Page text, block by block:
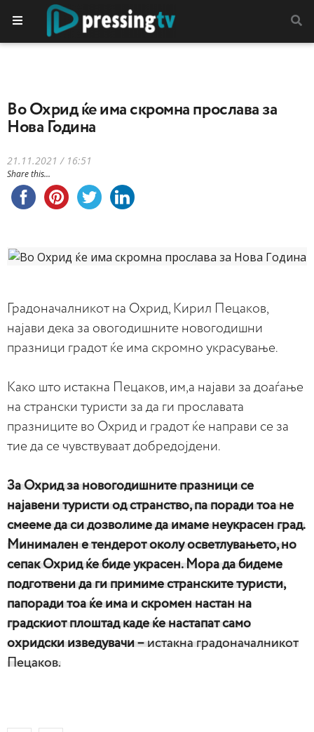
Во Охрид ќе има скромна прослава за
Нова Година
21.11.2021 / 16:51
Share this...
Градоначалникот на Охрид, Кирил Пецаков,
најави дека за овогодишните новогодишни
празници градот ќе има скромно украсување.
Како што истакна Пецаков, им,а најави за доаѓање
на странски туристи за да ги прославата
празниците во Охрид и градот ќе направи се за
тие да се чувствуваат добредојдени.
За Охрид за новогодишните празници се
најавени туристи од странство, па поради тоа не
смееме да си дозволиме да имаме неукрасен град.
Минимален е тендерот околу осветлувањето, но
сепак Охрид ќе биде украсен. Мора да бидеме
подготвени да ги примиме странските туристи,
папоради тоа ќе има и скромен настан на
градскиот плоштад каде ќе настапат само
охридски изведувачи –истакна градоначалникот
Пецаков.